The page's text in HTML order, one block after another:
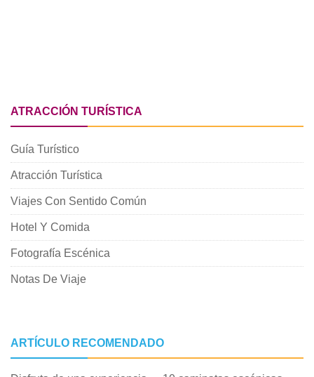
ATRACCIÓN TURÍSTICA
Guía Turístico
Atracción Turística
Viajes Con Sentido Común
Hotel Y Comida
Fotografía Escénica
Notas De Viaje
ARTÍCULO RECOMENDADO